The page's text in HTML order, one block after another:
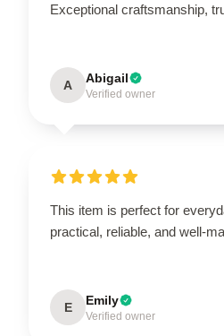
Exceptional craftsmanship,
A Abigail
Verified owner
This item is perfect for
practical, reliable, and well-
E Emily
Verified owner